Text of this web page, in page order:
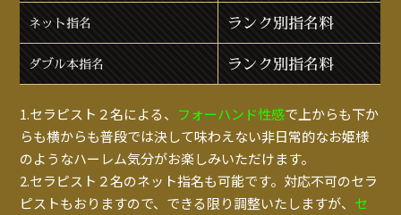
ネット指名 ランク別指名料
ダブル本指名 ランク別指名料
1.セラピスト２名による、 フォーハンド性感で上からも下か
らも横からも普段では決して味わえない非日常的なお姫様
のようなハーレム気分がお楽しみいただけます。
2.セラピスト２名のネット指名も可能です。対応不可のセラ
ピストもおりますので、できる限り調整いたしますが、 セ